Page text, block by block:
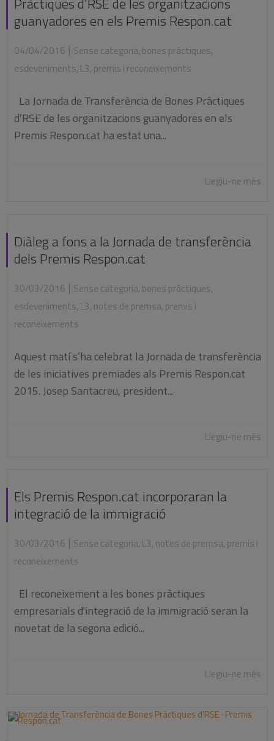
guanyadores en els Premis Respon.cat
04/04/2016 | Sense categoria, bones pràctiques,
esdeveniments, L3, premis i reconeixements
La Jornada de Transferència de Bones Pràctiques
d’RSE de les organitzacions guanyadores en els
Premis Respon.cat ha estat una...
Llegiu-ne més
Diàleg a fons a la Jornada de transferència
dels Premis Respon.cat
30/03/2016 | Sense categoria, bones pràctiques,
esdeveniments, L3, notes de premsa, premis i
reconeixements
Aquest matí s’ha celebrat la Jornada de transferència
de les iniciatives premiades als Premis Respon.cat
2015. Josep Santacreu, president...
Llegiu-ne més
Els Premis Respon.cat incorporaran la
integració de la immigració
30/03/2016 | Sense categoria, L3, notes de premsa, premis i
reconeixements
El reconeixement a les bones pràctiques
empresarials d'integració de la immigració seran la
novetat de la segona edició...
Llegiu-ne més